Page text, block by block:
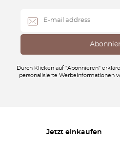
Durch Klicken auf "Abonnieren"
personalisierte Werbeinformationen
Jetzt einkaufen